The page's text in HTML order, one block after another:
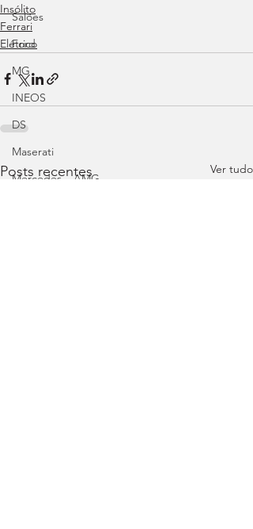
Salões
Ford
MG
INEOS
DS
Maserati
Mercedes – AMG
Insólito
Ferrari
Elétrico
Posts recentes Ver tudo